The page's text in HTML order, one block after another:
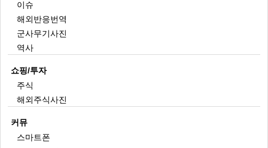
이슈
해외반응번역
군사무기사진
역사
쇼핑/투자
주식
해외주식사진
커뮤
스마트폰